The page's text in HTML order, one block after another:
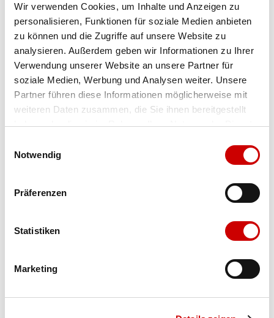
Wir verwenden Cookies, um Inhalte und Anzeigen zu
personalisieren, Funktionen für soziale Medien anbieten
zu können und die Zugriffe auf unsere Website zu
analysieren. Außerdem geben wir Informationen zu Ihrer
Verwendung unserer Website an unsere Partner für
soziale Medien, Werbung und Analysen weiter. Unsere
Partner führen diese Informationen möglicherweise mit
weiteren Daten zusammen, die Sie ihnen bereitgestellt
haben oder die sie im Rahmen Ihrer Nutzung der Dienste
Notwendig
Präferenzen
Statistiken
Marketing
Artikel-Nr.2154511-sea-salt
Farbe sea salt
IN DEN WARENKORB
Bis 17:00 Uhr bestellen: morgen geliefert - ab CHF 50.00